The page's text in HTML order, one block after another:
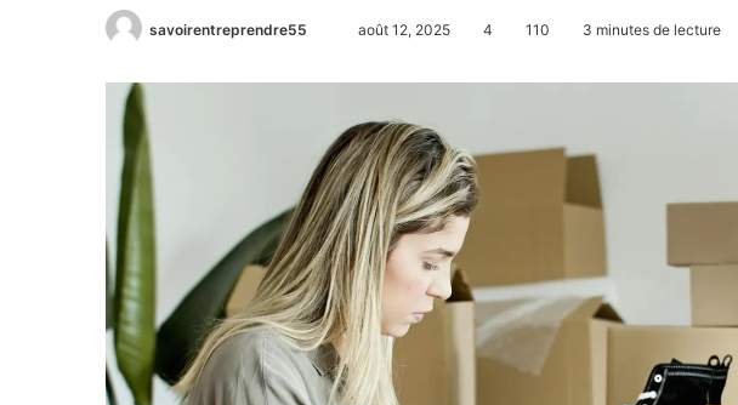
savoirentreprendre55 août 12, 2025 4 110 3 minutes de lecture